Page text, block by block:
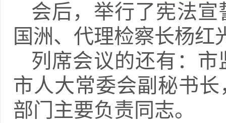
会后，举行了宪法
国洲、代理检察长杨红
列席会议的还有：
市人大常委会副秘书
部门主要负责同志。